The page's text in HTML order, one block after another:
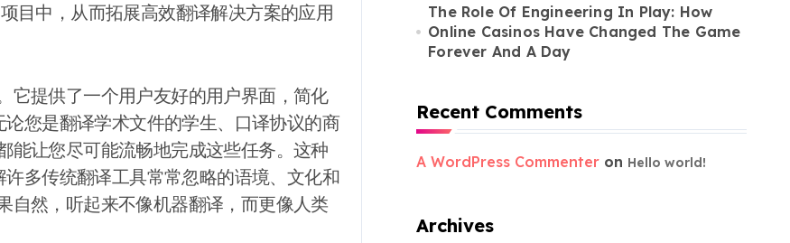
目中，从而拓展高效翻译解决方案的应用
它提供了一个用户友好的用户界面，简化
您是翻译学术文件的学生、口译协议的商
能让您尽可能流畅地完成这些任务。这种
多传统翻译工具常常忽略的语境、文化和
自然，听起来不像机器翻译，而更像人类
The Role Of Engineering In Play: How
Online Casinos Have Changed The Game
Forever And A Day
Recent Comments
A WordPress Commenter on Hello world!
Archives